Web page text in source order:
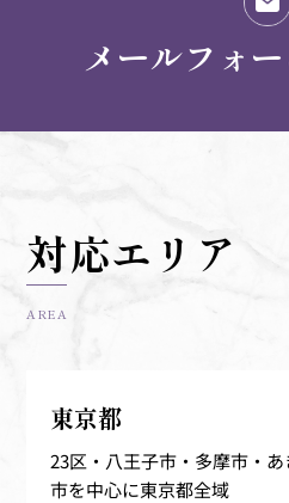
メールフォ
対応エリア
AREA
東京都
23区・八王子市・多摩市・
市を中心に東京都全域